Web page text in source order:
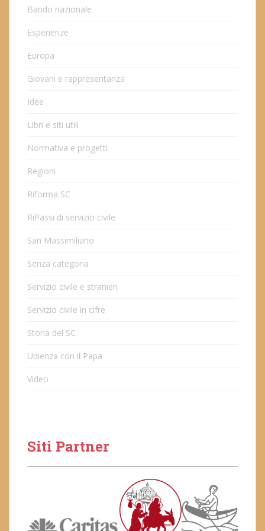
Bando nazionale
Esperienze
Europa
Giovani e rappresentanza
Idee
Libri e siti utili
Normativa e progetti
Regioni
Riforma SC
RiPassi di servizio civile
San Massimiliano
Senza categoria
Servizio civile e stranieri
Servizio civile in cifre
Storia del SC
Udienza con il Papa
Video
Siti Partner